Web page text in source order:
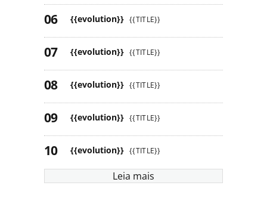
{{evolution}} {{TITLE}}
{{evolution}} {{TITLE}}
{{evolution}} {{TITLE}}
{{evolution}} {{TITLE}}
{{evolution}} {{TITLE}}
Leia mais